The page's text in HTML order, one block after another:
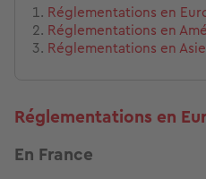
Réglementations en
Réglementations en
Réglementations en
Réglementations en
En France